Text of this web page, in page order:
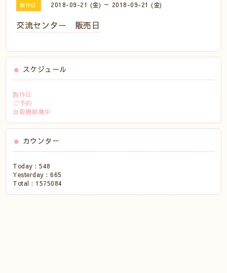
製作日 2018-09-21 (金) ～ 2018-09-21 (金)
交流センター 販売日
スケジュール
製作日
ご予約
自販機稼働中
カウンター
Today :548
Yesterday :665
Total : 1575084